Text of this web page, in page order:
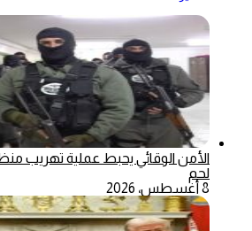
الأمن الوقائي يحبط عملية تهريب
لحم
8 أغسطس، 2026